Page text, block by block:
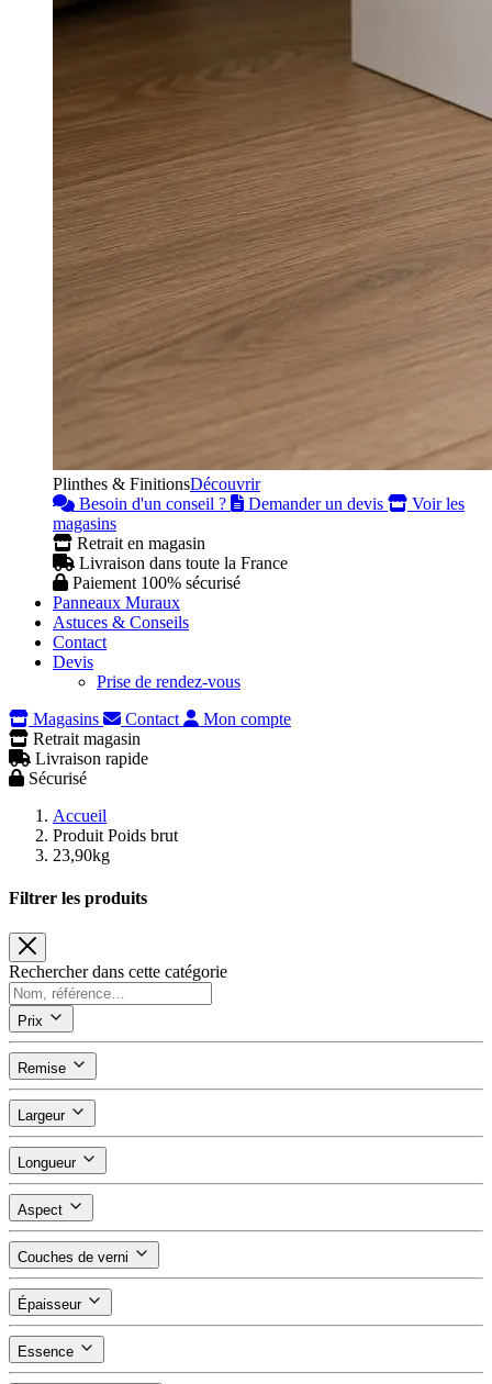
Plinthes & FinitionsDécouvrir
Besoin d'un conseil ?
Demander un devis
Voir les
magasins
Retrait en magasin
Livraison dans toute la France
Paiement 100% sécurisé
Panneaux Muraux
Astuces & Conseils
Contact
Devis
Prise de rendez-vous
Magasins
Contact
Mon compte
Retrait magasin
Livraison rapide
Sécurisé
Accueil
Produit Poids brut
23,90kg
Filtrer les produits
Rechercher dans cette catégorie
Prix
Remise
Largeur
Longueur
Aspect
Couches de verni
Épaisseur
Essence